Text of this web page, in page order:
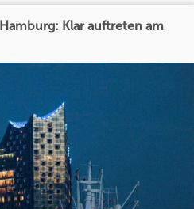
Klar auftreten am